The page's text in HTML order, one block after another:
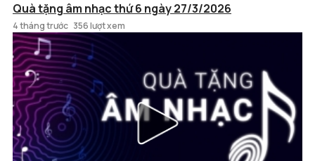
Quà tặng âm nhạc thứ 6 ngày 27/3/2026
4 tháng trước 356 lượt xem